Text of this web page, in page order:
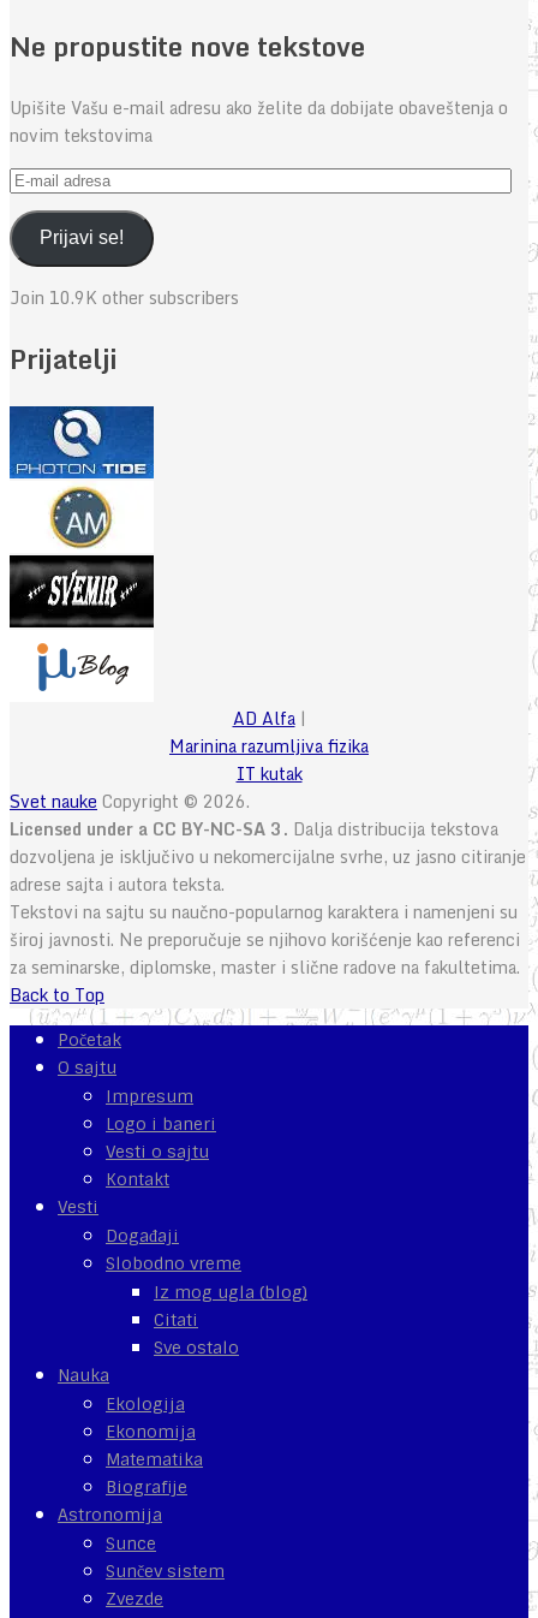
Ne propustite nove tekstove
Upišite Vašu e-mail adresu ako želite da dobijate obaveštenja o
novim tekstovima
E-
mail
adresaPrijavi se!
Join 10.9K other subscribers
Prijatelji
AD Alfa|
Marinina razumljiva fizika
IT kutak
Svet nauke Copyright © 2026.
Licensed under a CC BY-NC-SA 3. Dalja distribucija tekstova
dozvoljena je isključivo u nekomercijalne svrhe, uz jasno citiranje
adrese sajta i autora teksta.
Tekstovi na sajtu su naučno-popularnog karaktera i namenjeni su
široj javnosti. Ne preporučuje se njihovo korišćenje kao referenci
za seminarske, diplomske, master i slične radove na fakultetima.
Back to Top
Početak
O sajtu
Impresum
Logo i baneri
Vesti o sajtu
Kontakt
Vesti
Događaji
Slobodno vreme
Iz mog ugla (blog)
Citati
Sve ostalo
Nauka
Ekologija
Ekonomija
Matematika
Biografije
Astronomija
Sunce
Sunčev sistem
Zvezde